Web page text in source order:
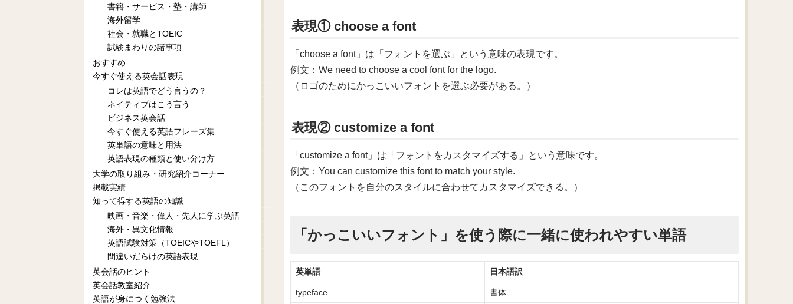
表現① choose a font
「choose a font」は「フォントを選ぶ」という意味の表現です。
例文：We need to choose a cool font for the logo.
（ロゴのためにかっこいいフォントを選ぶ必要がある。）
表現② customize a font
「customize a font」は「フォントをカスタマイズする」という意味です。
例文：You can customize this font to match your style.
（このフォントを自分のスタイルに合わせてカスタマイズできる。）
「かっこいいフォント」を使う際に一緒に使われやすい単語
英単語 日本語訳
typeface 書体
書籍・サービス・塾・講師
海外留学
社会・就職とTOEIC
試験まわりの諸事項
おすすめ
今すぐ使える英会話表現
コレは英語でどう言うの？
ネイティブはこう言う
ビジネス英会話
今すぐ使える英語フレーズ集
英単語の意味と用法
英語表現の種類と使い分け方
大学の取り組み・研究紹介コーナー
掲載実績
知って得する英語の知識
映画・音楽・偉人・先人に学ぶ英語
海外・異文化情報
英語試験対策（TOEICやTOEFL）
間違いだらけの英語表現
英会話のヒント
英会話教室紹介
英語が身につく勉強法